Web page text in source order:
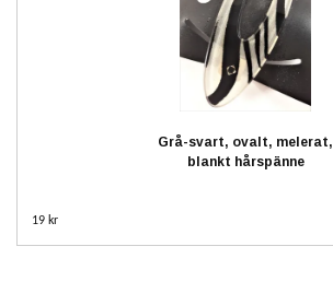
Grå-svart, ovalt, melerat,
blankt hårspänne
19 kr